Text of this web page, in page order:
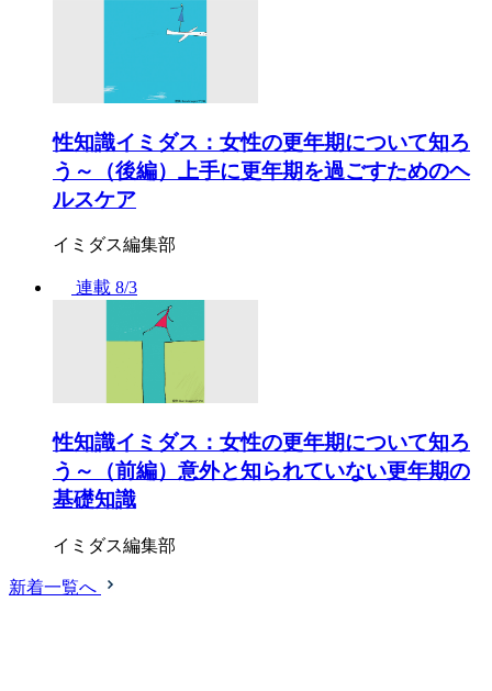
性知識イミダス：女性の更年期について知ろ
う～（後編）上手に更年期を過ごすためのヘ
ルスケア
イミダス編集部
連載 8/3
性知識イミダス：女性の更年期について知ろ
う～（前編）意外と知られていない更年期の
基礎知識
イミダス編集部
新着一覧へ